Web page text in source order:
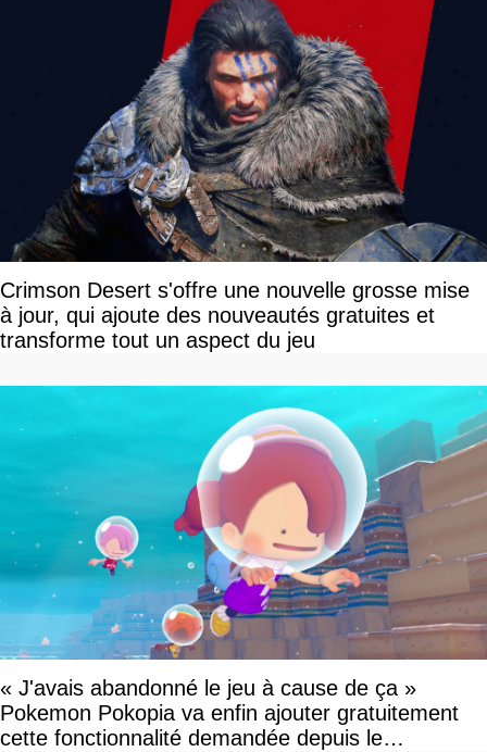
Crimson Desert s'offre une nouvelle grosse mise
à jour, qui ajoute des nouveautés gratuites et
transforme tout un aspect du jeu
« J'avais abandonné le jeu à cause de ça »
Pokemon Pokopia va enfin ajouter gratuitement
cette fonctionnalité demandée depuis le